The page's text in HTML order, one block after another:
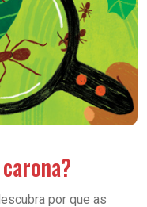
por que as